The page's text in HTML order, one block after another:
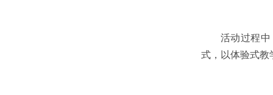
活动过程
式，以体验式教